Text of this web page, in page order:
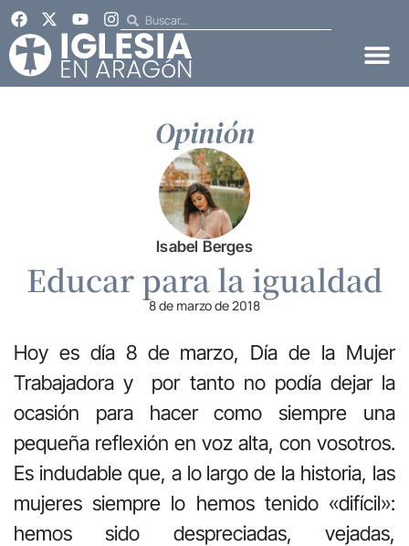
Opinión
Isabel Berges
Educar para la igualdad
8 de marzo de 2018
Hoy es día 8 de marzo, Día de la Mujer
Trabajadora y por tanto no podía dejar la
ocasión para hacer como siempre una
pequeña reflexión en voz alta, con vosotros.
Es indudable que, a lo largo de la historia, las
mujeres siempre lo hemos tenido «difícil»:
hemos sido despreciadas, vejadas,